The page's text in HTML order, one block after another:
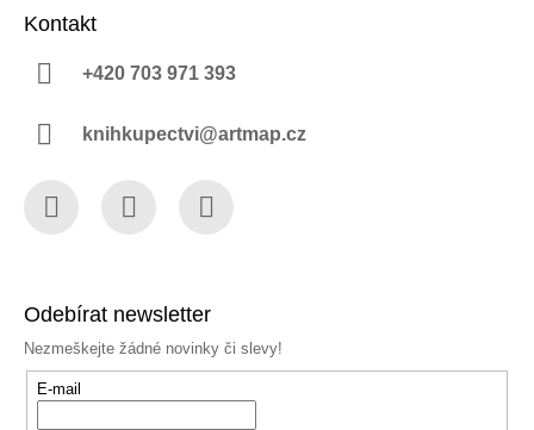
Kontakt
+420 703 971 393
knihkupectvi@artmap.cz
Odebírat newsletter
Nezmeškejte žádné novinky či slevy!
E-mail